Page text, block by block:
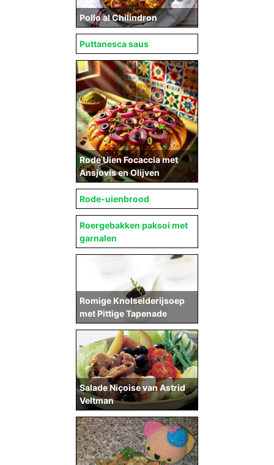
Pollo al Chilindron
Puttanesca saus
Rode Uien Focaccia met
Ansjovis en Olijven
Rode-uienbrood
Roergebakken paksoi met
garnalen
Romige Knolselderijsoep
met Pittige Tapenade
Salade Niçoise van Astrid
Veltman